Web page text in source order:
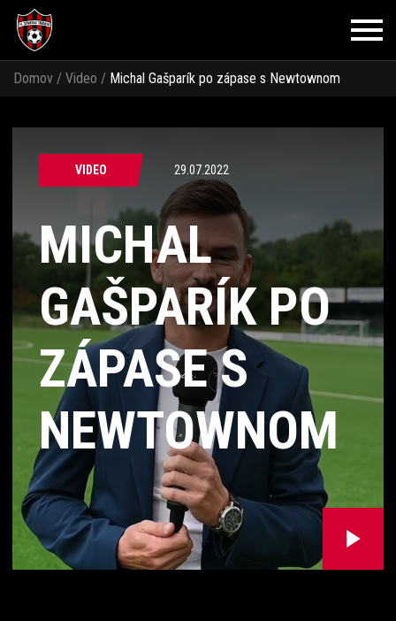
Domov / Video / Michal Gašparík po zápase s Newtownom
VIDEO 29.07.2022
MICHAL
GAŠPARÍK PO
ZÁPASE S
NEWTOWNOM